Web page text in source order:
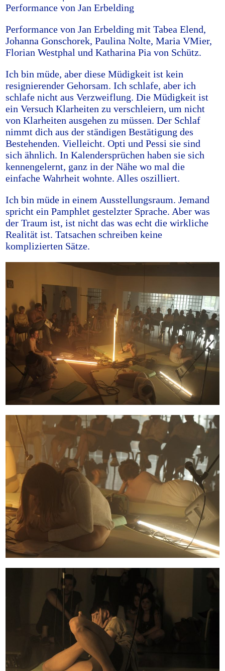
Performance von Jan Erbelding
Performance von Jan Erbelding mit Tabea Elend,
Johanna Gonschorek, Paulina Nolte, Maria VMier,
Florian Westphal und Katharina Pia von Schütz.
Ich bin müde, aber diese Müdigkeit ist kein
resignierender Gehorsam. Ich schlafe, aber ich
schlafe nicht aus Verzweiflung. Die Müdigkeit ist
ein Versuch Klarheiten zu verschleiern, um nicht
von Klarheiten ausgehen zu müssen. Der Schlaf
nimmt dich aus der ständigen Bestätigung des
Bestehenden. Vielleicht. Opti und Pessi sie sind
sich ähnlich. In Kalendersprüchen haben sie sich
kennengelernt, ganz in der Nähe wo mal die
einfache Wahrheit wohnte. Alles oszilliert.
Ich bin müde in einem Ausstellungsraum. Jemand
spricht ein Pamphlet gestelzter Sprache. Aber was
der Traum ist, ist nicht das was echt die wirkliche
Realität ist. Tatsachen schreiben keine
komplizierten Sätze.